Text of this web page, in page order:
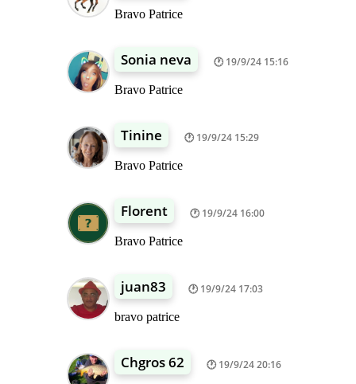
Bravo Patrice
Sonia neva 19/9/24 15:16
Bravo Patrice
Tinine 19/9/24 15:29
Bravo Patrice
Florent 19/9/24 16:00
Bravo Patrice
juan83 19/9/24 17:03
bravo patrice
Chgros 62 19/9/24 20:16